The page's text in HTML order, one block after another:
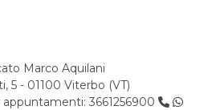
Marco Aquilani
5 - 01100 Viterbo (VT)
appuntamenti: 3661256900